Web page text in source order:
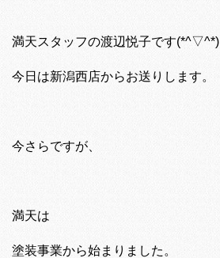
満天スタッフの渡辺悦子です(*^▽^*)
今日は新潟西店からお送りします。
今さらですが、
満天は
塗装事業から始まりました。